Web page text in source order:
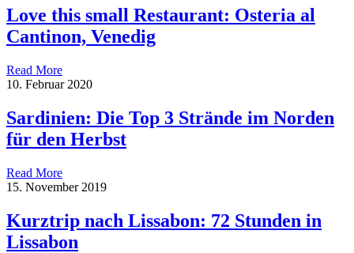
Love this small Restaurant: Osteria al
Cantinon, Venedig
Read More
10. Februar 2020
Sardinien: Die Top 3 Strände im Norden
für den Herbst
Read More
15. November 2019
Kurztrip nach Lissabon: 72 Stunden in
Lissabon